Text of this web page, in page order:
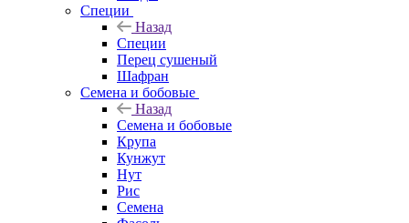
Специи
Назад
Специи
Перец сушеный
Шафран
Семена и бобовые
Назад
Семена и бобовые
Крупа
Кунжут
Нут
Рис
Семена